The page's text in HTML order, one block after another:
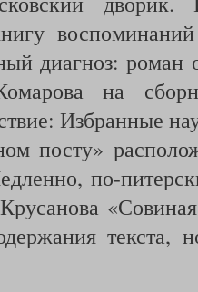
диагноз:
на
Избранные
посту»
по-
текста,